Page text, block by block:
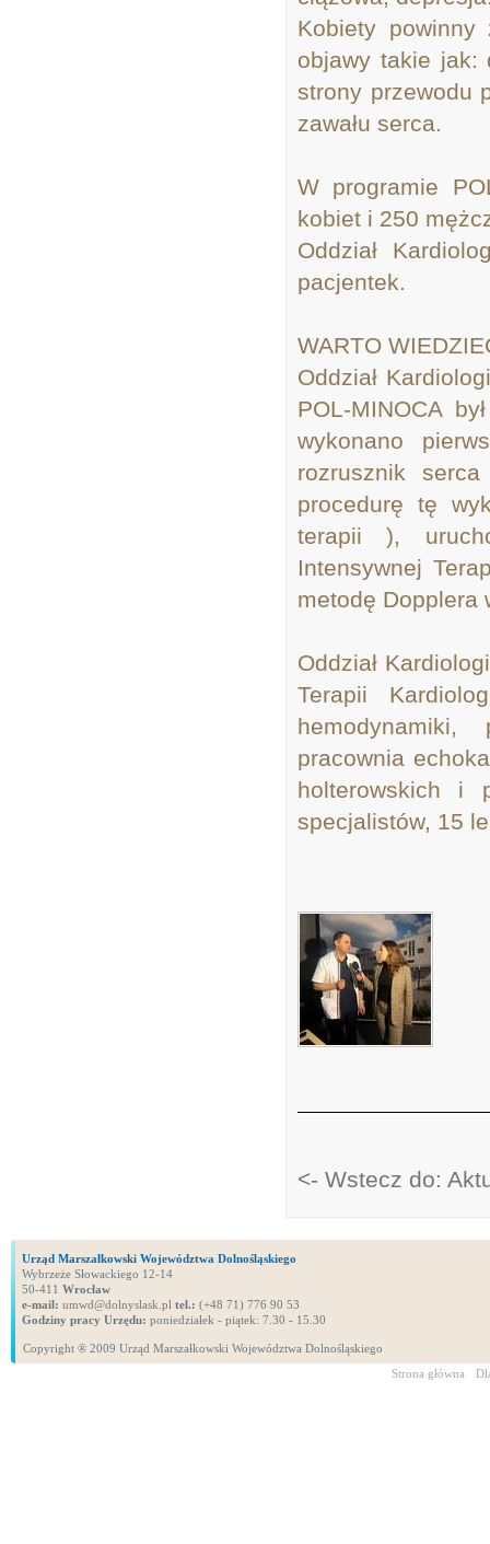
Kobiety
objawy takie jak:
strony przewodu
zawału serca.
W programie
kobiet i 250
Oddział
pacjentek.
WARTO
Oddział
POL-MINOCA
wykonano
rozrusznik
procedurę tę
terapii ),
Intensywnej
metodę Dopplera
Oddział
Terapii
pracownia
holterowskich i
specjalistów, 15
<- Wstecz do:
Urząd Marszałkowski Województwa Dolnośląskiego
Wybrzeże Słowackiego 12-14
50-411 Wrocław
e-mail: umwd@dolnyslask.pl tel.: (+48 71) 776 90 53
Godziny pracy Urzędu: poniedziałek - piątek: 7.30 - 15.30
Copyright ® 2009 Urząd Marszałkowski Województwa Dolnośląskiego
Strona główna